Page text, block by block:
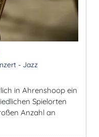
- Jazz
in Ahrenshoop ein
Spielorten
Anzahl an